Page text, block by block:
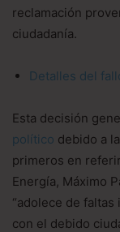
reclamación
ciudadanía.
Detalles del
Esta decisión
político debido a
primeros en
Energía, Máximo
“adolece de
con el debido